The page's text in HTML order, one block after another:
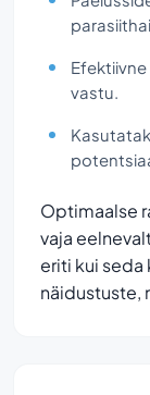
vastu.
Optimaalse
vaja
eriti kui
näidustuste,